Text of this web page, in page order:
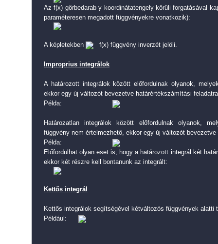
Az f(x) görbedarab y koordinátatengely körüli forgatásával
paraméteresen megadott függvényekre vonatkozik):
A képletekben f(x) függvény inverzét jelöli.
Improprius integrálok
A határozott integrálok között előfordulnak olyanok,
ekkor egy új változót bevezetve határértékszámítási
Példa:
Határozatlan integrálok között előfordulnak olyanok,
függvény nem értelmezhető, ekkor egy új változót
Példa:
Előfordulhat olyan eset is, hogy a határozott integrál két
ekkor két részre kell bontanunk az integrált:
Kettős integrál
Kettős integrálok segítségével kétváltozós függvények alatti
Például: